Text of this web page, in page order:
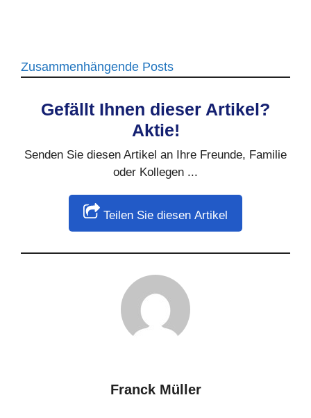
Zusammenhängende Posts
Gefällt Ihnen dieser Artikel?
Aktie!
Senden Sie diesen Artikel an Ihre Freunde, Familie
oder Kollegen ...
Teilen Sie diesen Artikel
Franck Müller